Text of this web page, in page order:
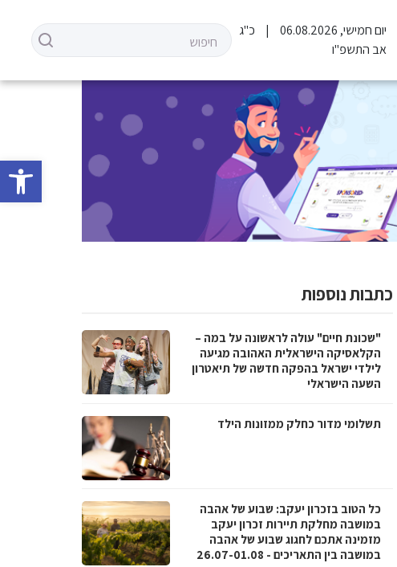
פתח
יום חמישי, 06.08.2026
כ"ג
אב התשפ"ו
כתבות נוספות
"שכונת חיים" עולה לראשונה על במה –
הקלאסיקה הישראלית האהובה מגיעה
לילדי ישראל בהפקה חדשה של תיאטרון
השעה הישראלי
תשלומי מדור כחלק ממזונות הילד
כל הטוב בזכרון יעקב: שבוע של אהבה
במושבה מחלקת תיירות זכרון יעקב
מזמינה אתכם לחגוג שבוע של אהבה
במושבה בין התאריכים - 26.07-01.08